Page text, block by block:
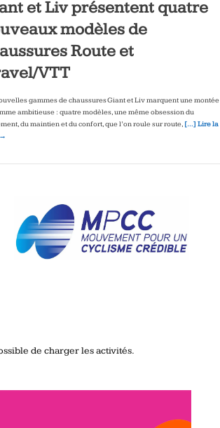
et Liv présentent quatre
modèles de
Route et
VTT
gammes de chaussures Giant et Liv marquent une montée
ambitieuse : quatre modèles, une même obsession du
du maintien et du confort, que l’on roule sur route, […] Lire la
de charger les activités.